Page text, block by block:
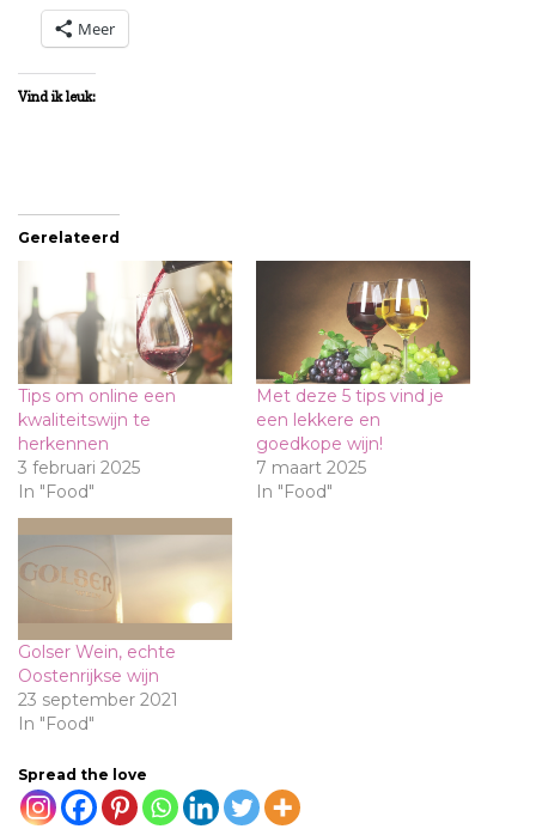
Meer
Vind ik leuk:
Gerelateerd
Tips om online een
kwaliteitswijn te
herkennen
3 februari 2025
In "Food"
Met deze 5 tips vind je
een lekkere en
goedkope wijn!
7 maart 2025
In "Food"
Golser Wein, echte
Oostenrijkse wijn
23 september 2021
In "Food"
Spread the love